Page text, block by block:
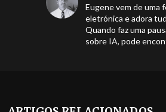
Eugene vem de uma
eletrónica e adora
Quando faz uma
sobre IA, pode